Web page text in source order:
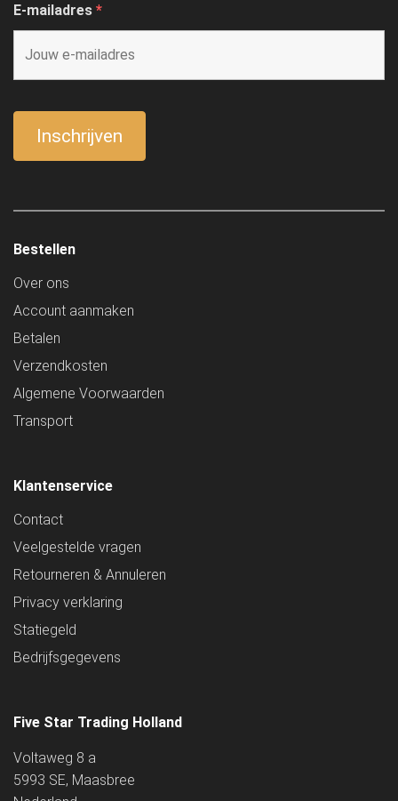
E-mailadres *
Bestellen
Over ons
Account aanmaken
Betalen
Verzendkosten
Algemene Voorwaarden
Transport
Klantenservice
Contact
Veelgestelde vragen
Retourneren & Annuleren
Privacy verklaring
Statiegeld
Bedrijfsgegevens
Five Star Trading Holland
Voltaweg 8 a
5993 SE, Maasbree